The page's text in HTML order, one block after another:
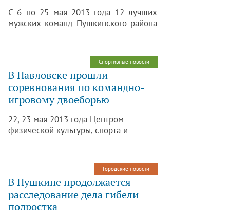
С 6 по 25 мая 2013 года 12 лучших
мужских команд Пушкинского района
Спортивные новости
В Павловске прошли
соревнования по командно-
игровому двоеборью
22, 23 мая 2013 года Центром
физической культуры, спорта и
Садовая, д. 20, литера Б, проведены
соревнования по командно-игровому
двоеборью в рамках спартакиады
молодежи Пушкинского района Санкт-
Петербурга допризывного возраста
Городские новости
В Пушкине продолжается
расследование дела гибели
подростка